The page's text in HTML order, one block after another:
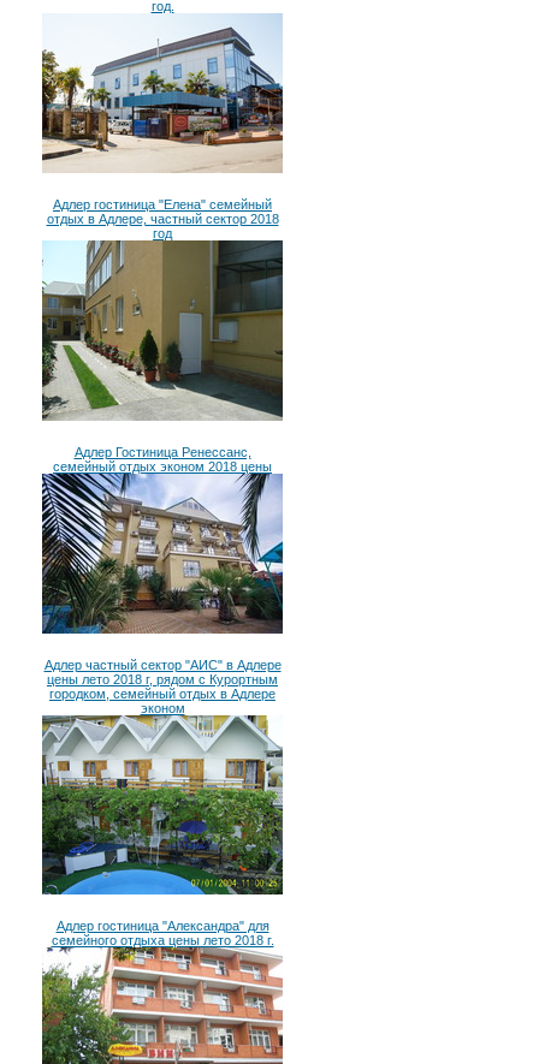
год.
Адлер гостиница "Елена" семейный
отдых в Адлере, частный сектор 2018
год
Адлер Гостиница Ренессанс,
семейный отдых эконом 2018 цены
Адлер частный сектор "АИС" в Адлере
цены лето 2018 г, рядом с Курортным
городком, семейный отдых в Адлере
эконом
Адлер гостиница "Александра" для
семейного отдыха цены лето 2018 г.